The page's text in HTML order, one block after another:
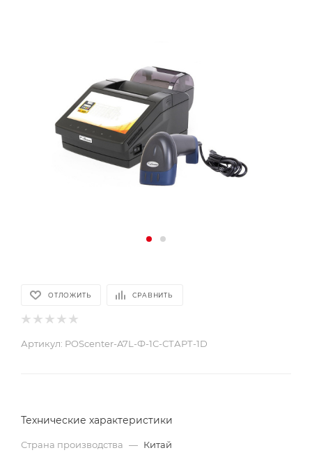
ОТЛОЖИТЬ СРАВНИТЬ
Артикул: POScenter-A7L-Ф-1С-СТАРТ-1D
Технические характеристики
Страна производства — Китай